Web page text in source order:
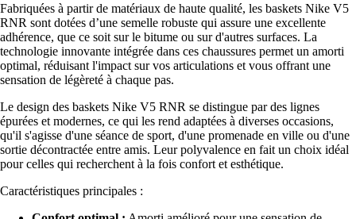
Fabriquées à partir de matériaux de haute qualité, les baskets Nike V5
RNR sont dotées d’une semelle robuste qui assure une excellente
adhérence, que ce soit sur le bitume ou sur d'autres surfaces. La
technologie innovante intégrée dans ces chaussures permet un amorti
optimal, réduisant l'impact sur vos articulations et vous offrant une
sensation de légèreté à chaque pas.
Le design des baskets Nike V5 RNR se distingue par des lignes
épurées et modernes, ce qui les rend adaptées à diverses occasions,
qu'il s'agisse d'une séance de sport, d'une promenade en ville ou d'une
sortie décontractée entre amis. Leur polyvalence en fait un choix idéal
pour celles qui recherchent à la fois confort et esthétique.
Caractéristiques principales :